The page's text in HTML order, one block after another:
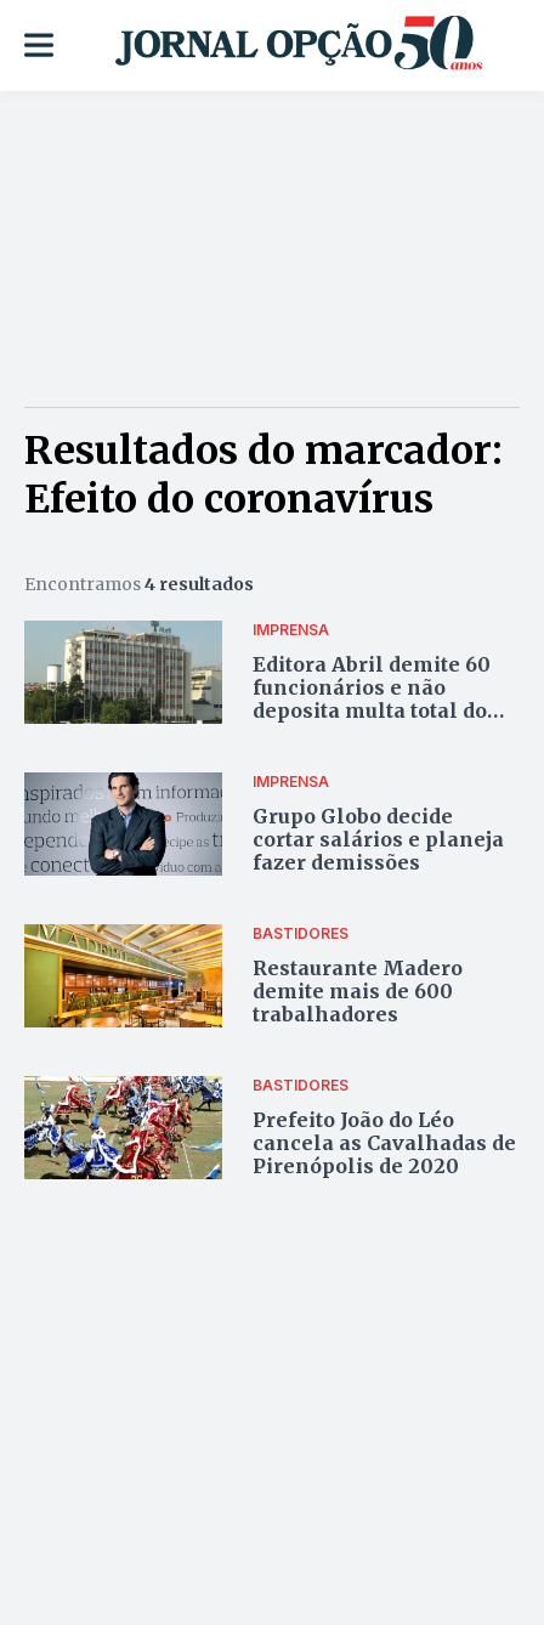
Resultados do marcador:
Efeito do coronavírus
Encontramos4 resultados
IMPRENSA
Editora Abril demite 60
funcionários e não
deposita multa total do
IMPRENSA
Grupo Globo decide
cortar salários e planeja
fazer demissões
BASTIDORES
Restaurante Madero
demite mais de 600
trabalhadores
BASTIDORES
Prefeito João do Léo
cancela as Cavalhadas de
Pirenópolis de 2020